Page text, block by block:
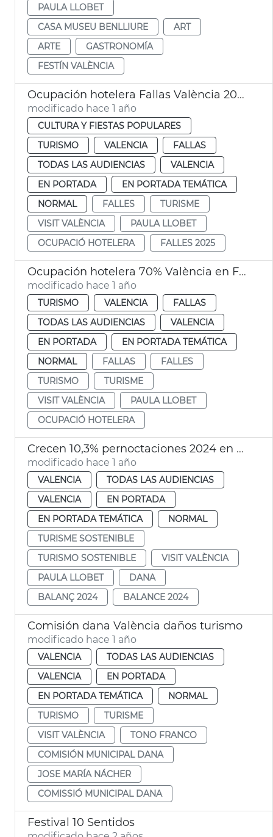
PAULA LLOBET
CASA MUSEU BENLLIURE
ART
ARTE
GASTRONOMÍA
FESTÍN VALÈNCIA
Ocupación hotelera Fallas València 2025
modificado hace 1 año
CULTURA Y FIESTAS POPULARES
TURISMO
VALENCIA
FALLAS
TODAS LAS AUDIENCIAS
VALENCIA
EN PORTADA
EN PORTADA TEMÁTICA
NORMAL
FALLES
TURISME
VISIT VALÈNCIA
PAULA LLOBET
OCUPACIÓ HOTELERA
FALLES 2025
Ocupación hotelera 70% València en Fallas
modificado hace 1 año
TURISMO VALENCIA
FALLAS
TODAS LAS AUDIENCIAS
VALENCIA
EN PORTADA
EN PORTADA TEMÁTICA
NORMAL
FALLAS
FALLES
TURISMO
TURISME
VISIT VALÈNCIA
PAULA LLOBET
OCUPACIÓ HOTELERA
Crecen 10,3% pernoctaciones 2024 en València
modificado hace 1 año
VALENCIA
TODAS LAS AUDIENCIAS
VALENCIA
EN PORTADA
EN PORTADA TEMÁTICA
NORMAL
TURISME SOSTENIBLE
TURISMO SOSTENIBLE
VISIT VALÈNCIA
PAULA LLOBET
DANA
BALANÇ 2024
BALANCE 2024
Comisión dana València daños turismo
modificado hace 1 año
VALENCIA
TODAS LAS AUDIENCIAS
VALENCIA
EN PORTADA
EN PORTADA TEMÁTICA
NORMAL
TURISMO
TURISME
VISIT VALÈNCIA
TONO FRANCO
COMISIÓN MUNICIPAL DANA
JOSE MARÍA NÁCHER
COMISSIÓ MUNICIPAL DANA
Festival 10 Sentidos